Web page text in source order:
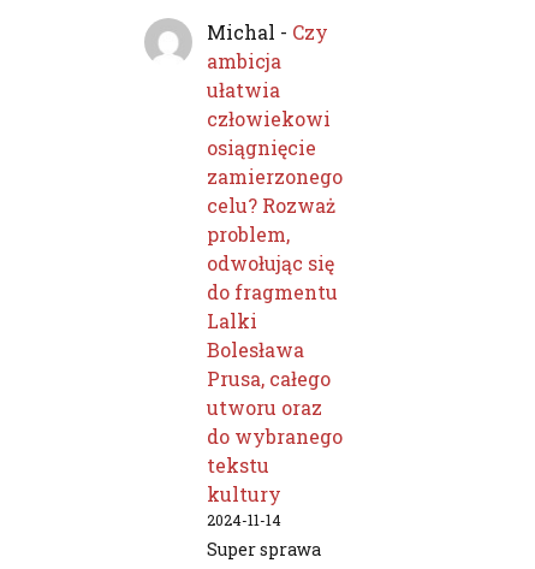
Michal - Czy
ambicja
ułatwia
człowiekowi
osiągnięcie
zamierzonego
celu? Rozważ
problem,
odwołując się
do fragmentu
Lalki
Bolesława
Prusa, całego
utworu oraz
do wybranego
tekstu
kultury
2024-11-14
Super sprawa